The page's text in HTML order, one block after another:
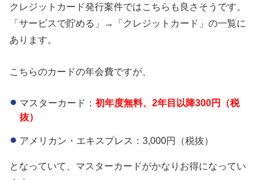
クレジットカード発行案件ではこちらも良さそうです。
「サービスで貯める」→「クレジットカード」の一覧に
あります。
こちらのカードの年会費ですが、
マスターカード： 初年度無料、2年目以降300円（税
抜）
アメリカン・エキスプレス：3,000円（税抜）
となっていて、マスターカードがかなりお得になってい